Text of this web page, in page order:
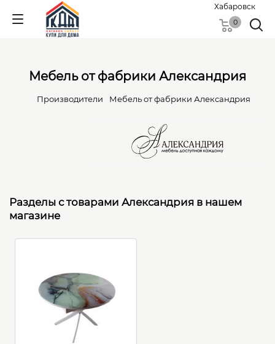
Хабаровск
0
Мебель от фабрики Александрия
Производители Мебель от фабрики Александрия
Разделы с товарами Александрия в нашем
магазине